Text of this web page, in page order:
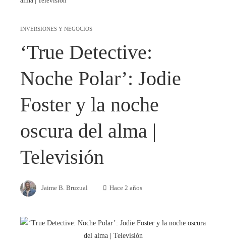
INVERSIONES Y NEGOCIOS
‘True Detective:
Noche Polar’: Jodie
Foster y la noche
oscura del alma |
Televisión
Jaime B. Bruzual Hace 2 años